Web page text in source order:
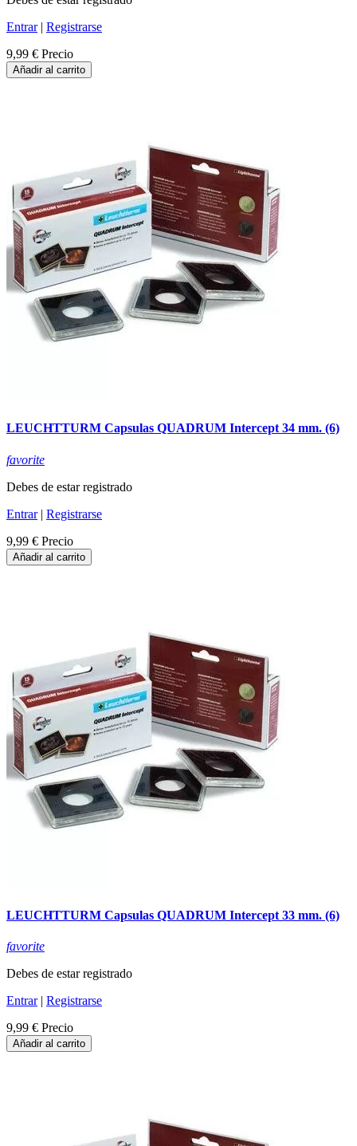
Entrar| Registrarse
9,99 € Precio
Añadir al carrito
LEUCHTTURM Capsulas QUADRUM Intercept 34 mm. (6)
favorite
Debes de estar registrado
Entrar| Registrarse
9,99 € Precio
Añadir al carrito
LEUCHTTURM Capsulas QUADRUM Intercept 33 mm. (6)
favorite
Debes de estar registrado
Entrar| Registrarse
9,99 € Precio
Añadir al carrito